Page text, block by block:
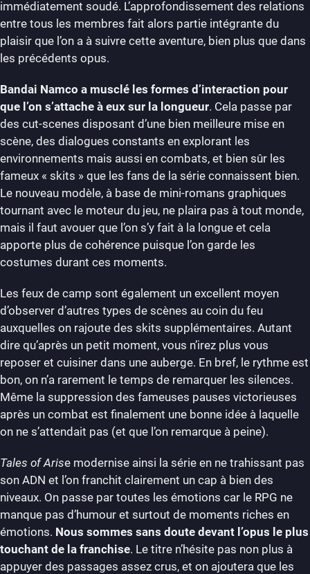
immédiatement soudé. L’approfondissement des relations
entre tous les membres fait alors partie intégrante du
plaisir que l’on a à suivre cette aventure, bien plus que dans
les précédents opus.
Bandai Namco a musclé les formes d’interaction pour
que l’on s’attache à eux sur la longueur. Cela passe par
des cut-scenes disposant d’une bien meilleure mise en
scène, des dialogues constants en explorant les
environnements mais aussi en combats, et bien sûr les
fameux « skits » que les fans de la série connaissent bien.
Le nouveau modèle, à base de mini-romans graphiques
tournant avec le moteur du jeu, ne plaira pas à tout monde,
mais il faut avouer que l’on s’y fait à la longue et cela
apporte plus de cohérence puisque l’on garde les
costumes durant ces moments.
Les feux de camp sont également un excellent moyen
d’observer d’autres types de scènes au coin du feu
auxquelles on rajoute des skits supplémentaires. Autant
dire qu’après un petit moment, vous n’irez plus vous
reposer et cuisiner dans une auberge. En bref, le rythme est
bon, on n’a rarement le temps de remarquer les silences.
Même la suppression des fameuses pauses victorieuses
après un combat est finalement une bonne idée à laquelle
on ne s’attendait pas (et que l’on remarque à peine).
Tales of Arise modernise ainsi la série en ne trahissant pas
son ADN et l’on franchit clairement un cap à bien des
niveaux. On passe par toutes les émotions car le RPG ne
manque pas d’humour et surtout de moments riches en
émotions. Nous sommes sans doute devant l’opus le plus
touchant de la franchise. Le titre n’hésite pas non plus à
appuyer des passages assez crus, et on ajoutera que les